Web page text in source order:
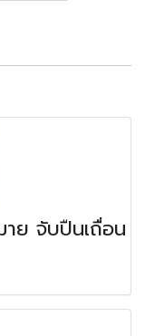
าย จับปืนเถื่อน